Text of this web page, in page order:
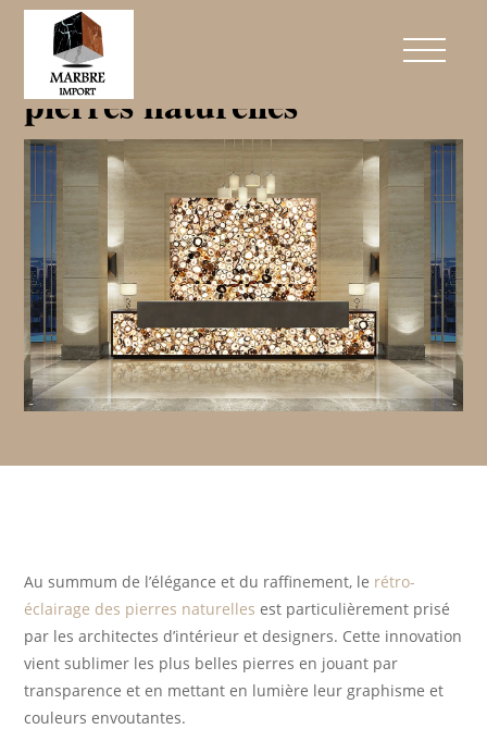
Le rétro-éclairage des
pierres naturelles
Au summum de l’élégance et du raffinement, le rétro-
éclairage des pierres naturelles est particulièrement prisé
par les architectes d’intérieur et designers. Cette innovation
vient sublimer les plus belles pierres en jouant par
transparence et en mettant en lumière leur graphisme et
couleurs envoutantes.